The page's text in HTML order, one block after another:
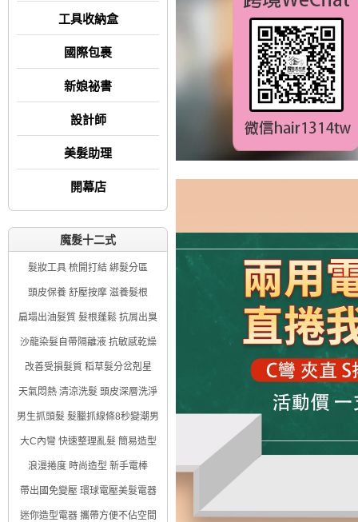
工具收納盒
國際包裹
新娘祕書
設計師
美髮助理
開幕店
魔髮十二式
髮妝工具 梳開打結 綁髮分區
頭皮保養 舒壓按摩 滋養髮根
扁塌出油髮質 髮根蓬鬆 抗屑出臭
沙龍染髮自帶隔離液 抗敏感乾燥
改善受損髮質 稻草髮分岔剋星
天氣悶熱 清涼洗髮 頭皮深層洗淨
男生抓頭髮 髮臘抓線條8秒變潮男
大C內彎 快速整理亂髮 簡易造型
浪漫捲度 時尚造型 新手電棒
帶出國免變壓 環球電壓美髮電器
迷你造型電器 攜帶方便不佔空間